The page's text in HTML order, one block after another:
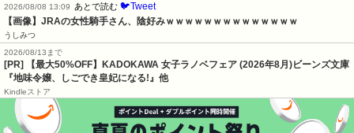
2026/08/08 13:09 あとで読む 🐦Tweet
【画像】JRAの女性騎手さん、陰好みｗｗｗｗｗｗｗｗｗｗｗｗｗｗ
うしみつ
2026/08/13まで
[PR] 【最大50%OFF】KADOKAWA 女子ラノベフェア (2026年8月)ビーンズ文庫
『地味令嬢、しごでき皇妃になる!』他
Kindleストア